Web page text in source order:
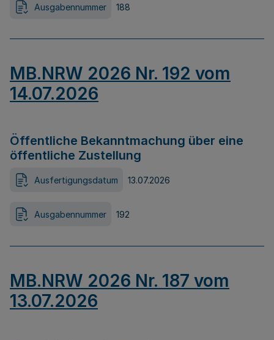
Ausgabennummer 188
MB.NRW 2026 Nr. 192 vom
14.07.2026
Öffentliche Bekanntmachung über eine
öffentliche Zustellung
Ausfertigungsdatum 13.07.2026
Ausgabennummer 192
MB.NRW 2026 Nr. 187 vom
13.07.2026